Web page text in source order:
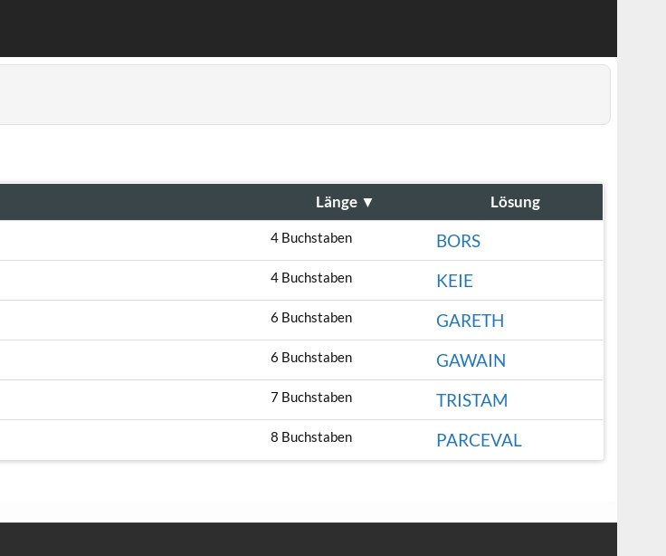
Länge ▼ Lösung
4 Buchstaben
BORS
4 Buchstaben
KEIE
6 Buchstaben
GARETH
6 Buchstaben
GAWAIN
7 Buchstaben
TRISTAM
8 Buchstaben PARCEVAL